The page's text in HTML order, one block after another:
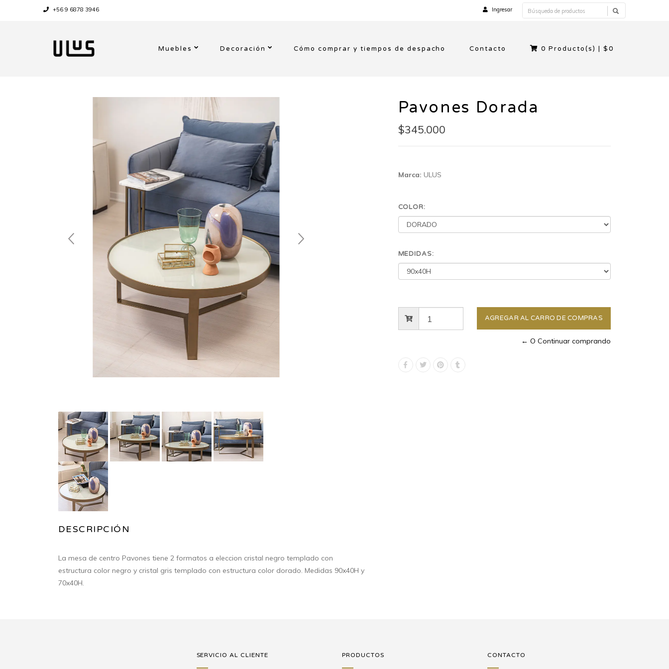
+56 9 6878 3946 Ingresar
Muebles Decoración Cómo comprar y tiempos de despacho Contacto 0 Producto(s) |$0
DESCRIPCIÓN
La mesa de centro Pavones tiene 2 formatos a eleccion cristal negro templado con
estructura color negro y cristal gris templado con estructura color dorado. Medidas 90x40H y
70x40H.
Pavones Dorada
$345.000
Marca: ULUS
COLOR:
MEDIDAS:
← O Continuar comprando
SERVICIO AL CLIENTE PRODUCTOS CONTACTO